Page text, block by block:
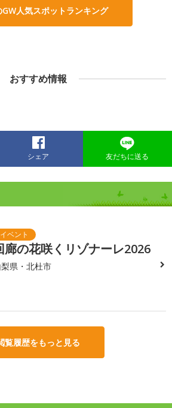
GW人気スポットランキング
おすすめ情報
シェア 友だちに送る
廊の花咲くリゾナーレ2026
県・北杜市
覧履歴をもっと見る